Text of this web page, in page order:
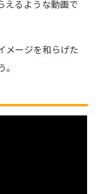
えるような動画で
メージを和らげた